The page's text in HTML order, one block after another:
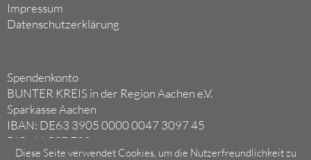
Impressum
Datenschutzerklärung
Spendenkonto
BUNTER KREIS in der Region Aachen e.V.
Sparkasse Aachen
IBAN: DE63 3905 0000 0047 3097 45
BIC: AACSDE33
Diese Seite verwendet Cookies, um die Nutzerfreundlichkeit zu